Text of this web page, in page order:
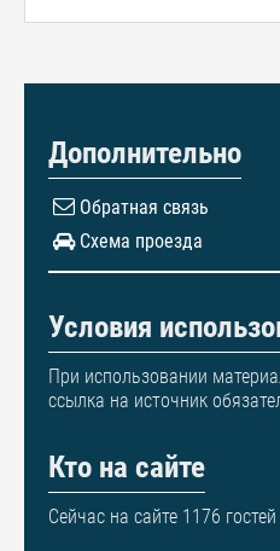
Дополнительно
Обратная связь
Схема проезда
Условия
При использовании
ссылка на источник
Кто на сайте
Сейчас на сайте 1176